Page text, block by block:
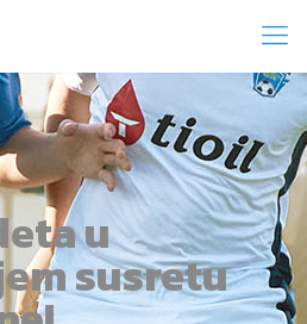
u
susretu